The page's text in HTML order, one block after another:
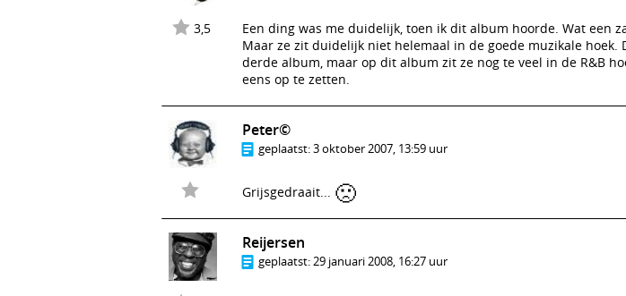
3,5
Een ding was me duidelijk, toen ik dit album hoorde. Wat een
Maar ze zit duidelijk niet helemaal in de goede muzikale hoek.
derde album, maar op dit album zit ze nog te veel in de R&B
eens op te zetten.
Peter©
geplaatst:3 oktober 2007, 13:59 uur
Grijsgedraait... 🙁
Reijersen
geplaatst:29 januari 2008, 16:27 uur